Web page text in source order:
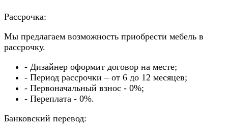
Рассрочка:
Мы предлагаем возможность приобрести мебель в
рассрочку.
- Дизайнер оформит договор на месте;
- Период рассрочки – от 6 до 12 месяцев;
- Первоначальный взнос - 0%;
- Переплата - 0%.
Банковский перевод: